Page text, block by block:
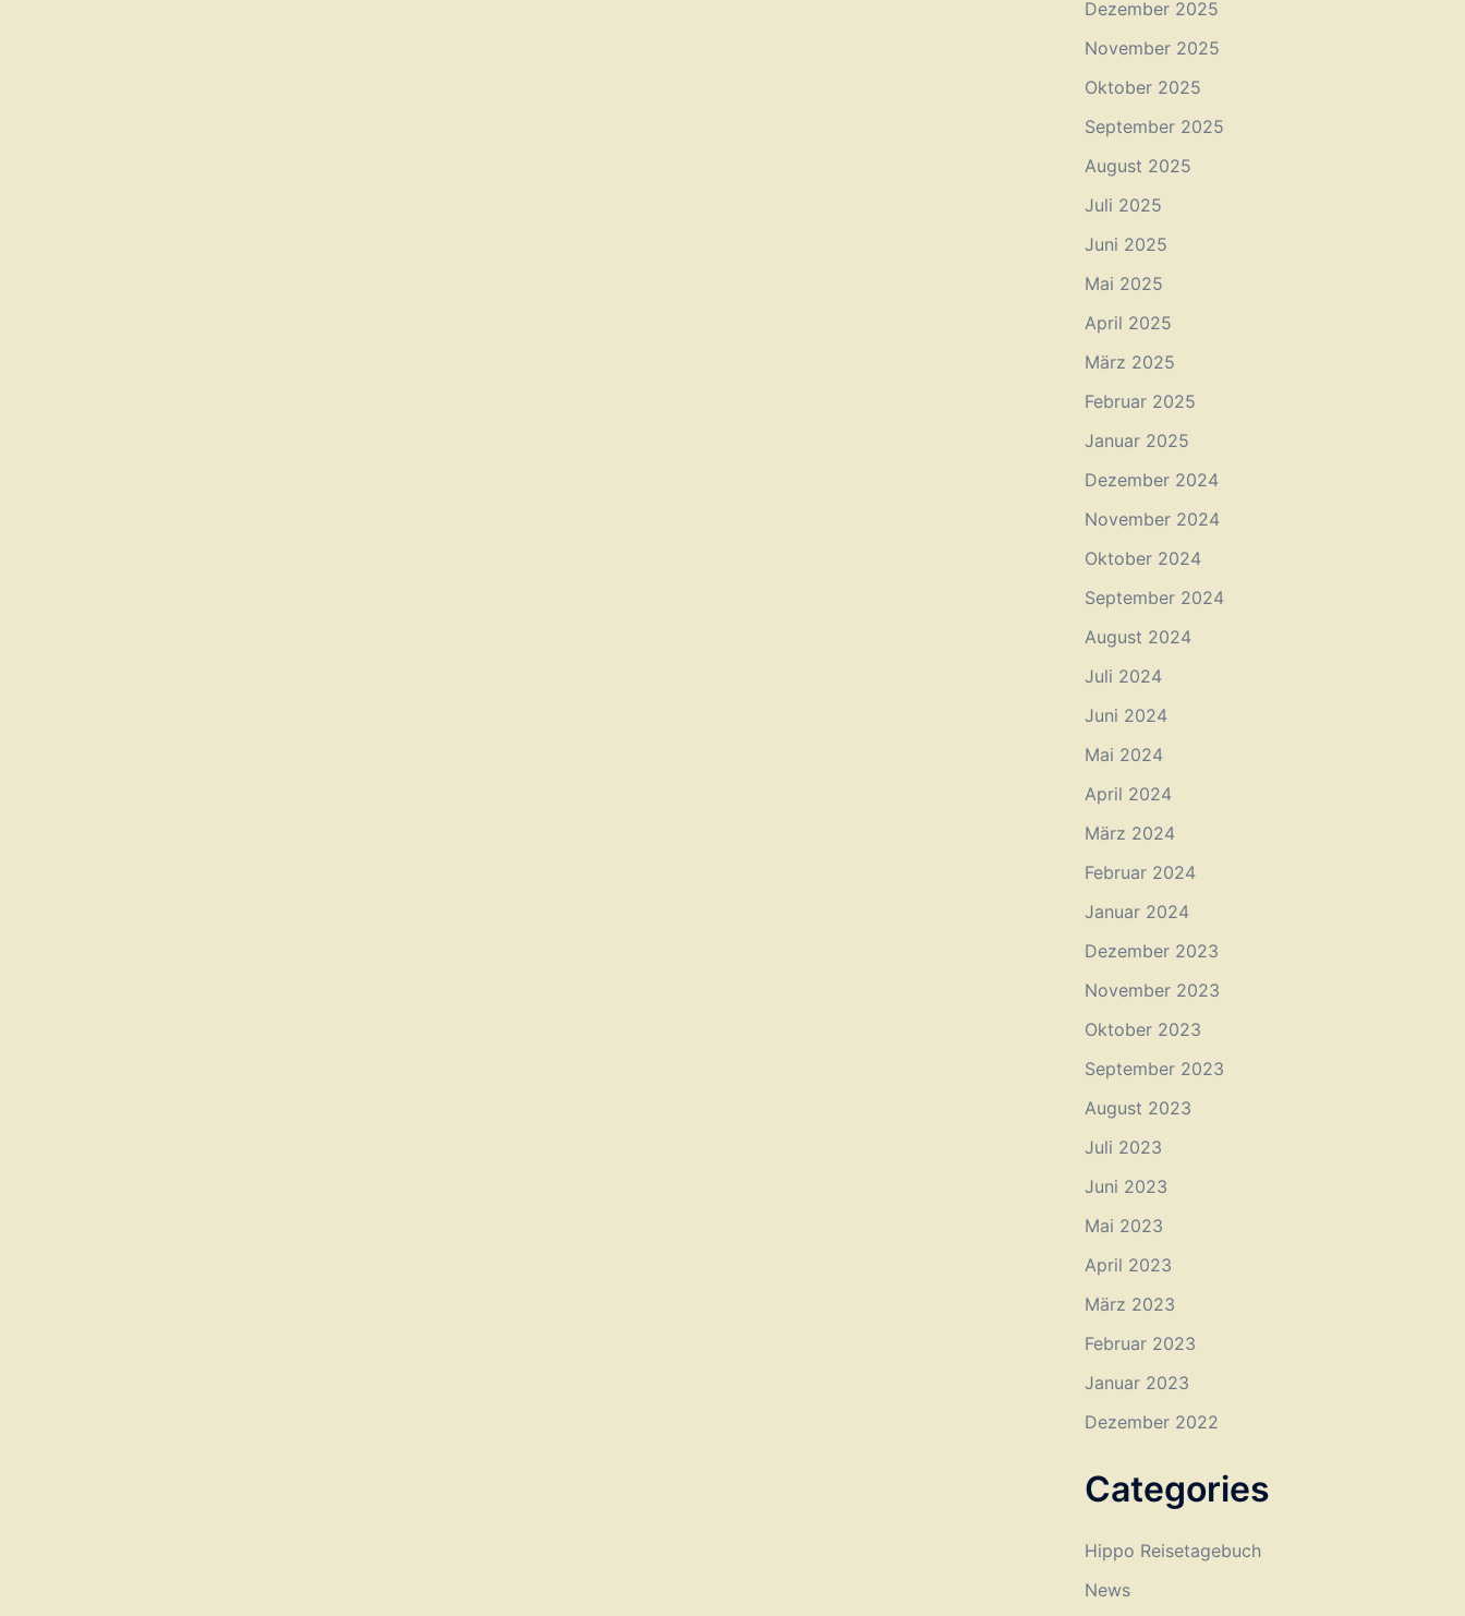
Dezember 2025
November 2025
Oktober 2025
September 2025
August 2025
Juli 2025
Juni 2025
Mai 2025
April 2025
März 2025
Februar 2025
Januar 2025
Dezember 2024
November 2024
Oktober 2024
September 2024
August 2024
Juli 2024
Juni 2024
Mai 2024
April 2024
März 2024
Februar 2024
Januar 2024
Dezember 2023
November 2023
Oktober 2023
September 2023
August 2023
Juli 2023
Juni 2023
Mai 2023
April 2023
März 2023
Februar 2023
Januar 2023
Dezember 2022
Categories
Hippo Reisetagebuch
News